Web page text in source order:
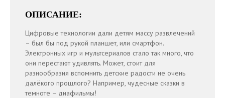
ОПИСАНИЕ:
Цифровые технологии дали детям массу развлечений
– был бы под рукой планшет, или смартфон.
Электронных игр и мультсериалов стало так много, что
они перестают удивлять. Может, стоит для
разнообразия вспомнить детские радости не очень
далёкого прошлого? Например, чудесные сказки в
темноте – диафильмы!
Подпишитесь на рассылку ТЮЗа
Правила посещения театра
персональных данных
Контакты
Расписание